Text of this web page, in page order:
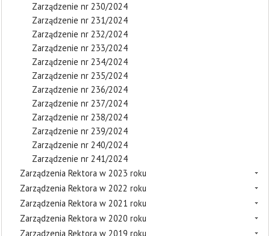
Zarządzenie nr 230/2024
Zarządzenie nr 231/2024
Zarządzenie nr 232/2024
Zarządzenie nr 233/2024
Zarządzenie nr 234/2024
Zarządzenie nr 235/2024
Zarządzenie nr 236/2024
Zarządzenie nr 237/2024
Zarządzenie nr 238/2024
Zarządzenie nr 239/2024
Zarządzenie nr 240/2024
Zarządzenie nr 241/2024
Zarządzenia Rektora w 2023 roku
Zarządzenia Rektora w 2022 roku
Zarządzenia Rektora w 2021 roku
Zarządzenia Rektora w 2020 roku
Zarządzenia Rektora w 2019 roku